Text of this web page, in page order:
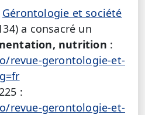
Gérontologie et société
a consacré un
nutrition :
revue-gerontologie-et-
:
revue-gerontologie-et-